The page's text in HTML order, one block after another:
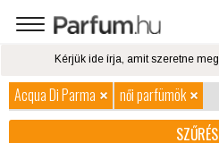
Acqua Di Parma
női parfümök
SZŰRÉS